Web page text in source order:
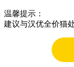
温馨提示：
建议与汉优全价猫